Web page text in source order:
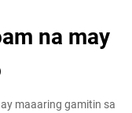
na may
maaaring gamitin sa